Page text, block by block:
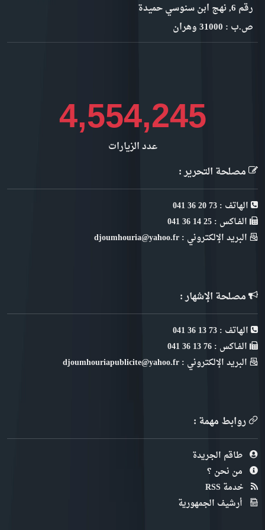
رقم 6, نهج ابن سنوسي حميدة
ص.ب : 31000 وهران
5,106,269
عدد الزيارات
مصلحة التحرير :
الهاتف : 73 20 36 041
الفـاكس : 25 14 36 041
البريد الإلكتروني : djoumhouria@yahoo.fr
مصلحة الإشهار :
الهاتف : 73 13 36 041
الفـاكس : 76 13 36 041
البريد الإلكتروني : djoumhouriapublicite@yahoo.fr
روابط مهمة :
طاقم الجريدة
من نحن ؟
خدمة RSS
أرشيف الجمهورية